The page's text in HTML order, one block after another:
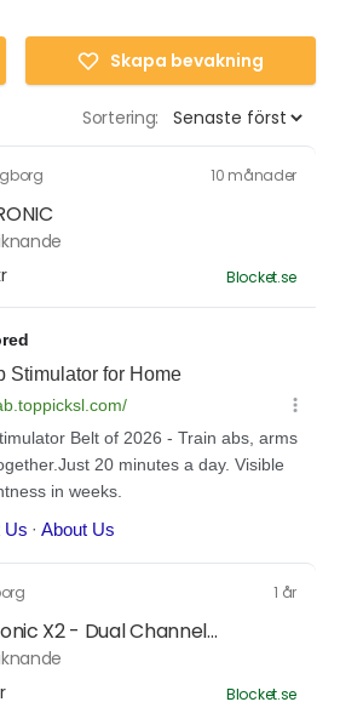
Skapa bevakning
Sortering:
10 månader
Blocket.se
1 år
X2 - Dual Channel...
Blocket.se